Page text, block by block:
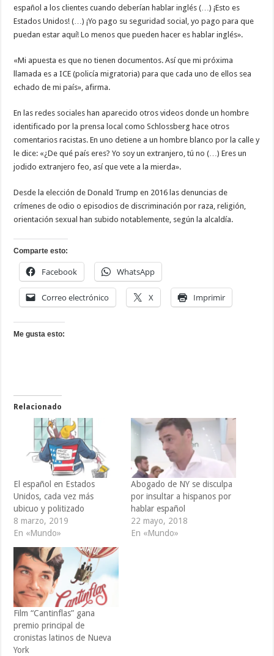
español a los clientes cuando deberían hablar inglés (…) ¡Esto es
Estados Unidos! (…) ¡Yo pago su seguridad social, yo pago para que
puedan estar aquí! Lo menos que pueden hacer es hablar inglés».
«Mi apuesta es que no tienen documentos. Así que mi próxima
llamada es a ICE (policía migratoria) para que cada uno de ellos sea
echado de mi país», afirma.
En las redes sociales han aparecido otros videos donde un hombre
identificado por la prensa local como Schlossberg hace otros
comentarios racistas. En uno detiene a un hombre blanco por la calle y
le dice: «¿De qué país eres? Yo soy un extranjero, tú no (…) Eres un
jodido extranjero feo, así que vete a la mierda».
Desde la elección de Donald Trump en 2016 las denuncias de
crímenes de odio o episodios de discriminación por raza, religión,
orientación sexual han subido notablemente, según la alcaldía.
Comparte esto:
Facebook WhatsApp
Correo electrónico X Imprimir
Me gusta esto:
Relacionado
El español en Estados
Unidos, cada vez más
ubicuo y politizado
8 marzo, 2019
En «Mundo»
Abogado de NY se disculpa
por insultar a hispanos por
hablar español
22 mayo, 2018
En «Mundo»
Film “Cantinflas” gana
premio principal de
cronistas latinos de Nueva
York